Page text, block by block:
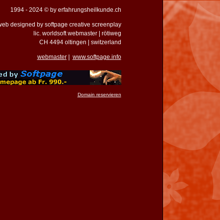
1994 - 2024 © by erfahrungsheilkunde.ch
designed by softpage creative screenplay
lic. worldsoft webmaster | rötiweg
CH 4494 oltingen | switzerland
webmaster| www.softpage.info
Domain reservieren